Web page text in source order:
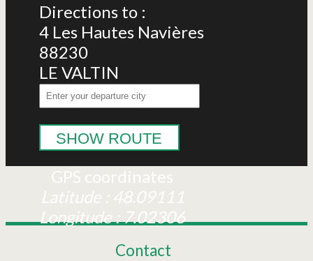
Directions to :
4 Les Hautes Navières
88230
LE VALTIN
SHOW ROUTE
GPS coordinates
Latitude : 48.09111
Longitude : 7.02306
Contact